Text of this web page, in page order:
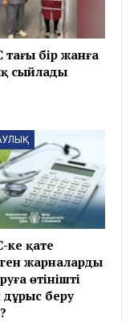
бір жанға
сыйлады
қате
жарналарды
өтінішті
дұрыс беру